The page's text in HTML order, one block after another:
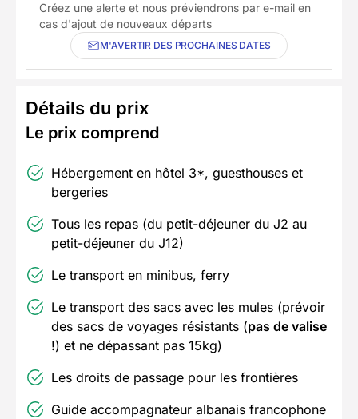
Créez une alerte et nous préviendrons par e-mail en
cas d'ajout de nouveaux départs
M'AVERTIR DES PROCHAINES DATES
Détails du prix
Le prix comprend
Hébergement en hôtel 3*, guesthouses et
bergeries
Tous les repas (du petit-déjeuner du J2 au
petit-déjeuner du J12)
Le transport en minibus, ferry
Le transport des sacs avec les mules (prévoir
des sacs de voyages résistants (pas de valise
!) et ne dépassant pas 15kg)
Les droits de passage pour les frontières
Guide accompagnateur albanais francophone